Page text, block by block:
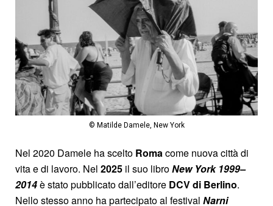
© Matilde Damele, New York
Nel 2020 Damele ha scelto Romacome nuova città di
vita e di lavoro. Nel 2025 il suo libroNew York 1999–
2014è stato pubblicato dall’editore DCV di Berlino.
Nello stesso anno ha partecipato al festival Narni